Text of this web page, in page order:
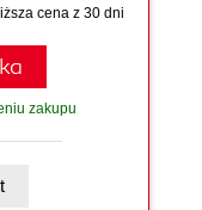
cena z 30 dni
zakupu